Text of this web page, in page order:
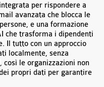
per rispondere a
avanzata che blocca le
e una formazione
che trasforma i dipendenti
Il tutto con un approccio
localmente, senza
le organizzazioni non
propri dati per garantire